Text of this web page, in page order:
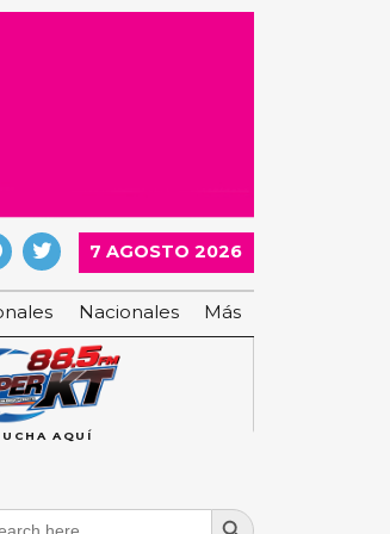
7 AGOSTO 2026
Nacionales Más
AQUÍ
Search Button